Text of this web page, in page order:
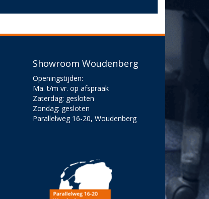
Showroom Woudenberg
Openingstijden:
Ma. t/m vr. op afspraak
Zaterdag: gesloten
Zondag: gesloten
Parallelweg 16-20, Woudenberg